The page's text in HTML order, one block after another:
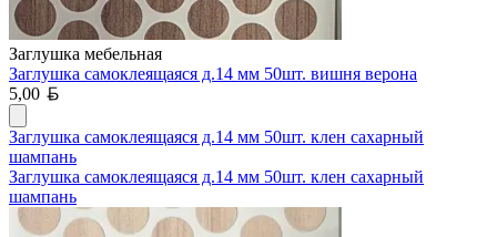
Заглушка мебельная
Заглушка самоклеящаяся д.14 мм 50шт. вишня верона
5,00
Заглушка самоклеящаяся д.14 мм 50шт. клен сахарный
шампань
Заглушка самоклеящаяся д.14 мм 50шт. клен сахарный
шампань